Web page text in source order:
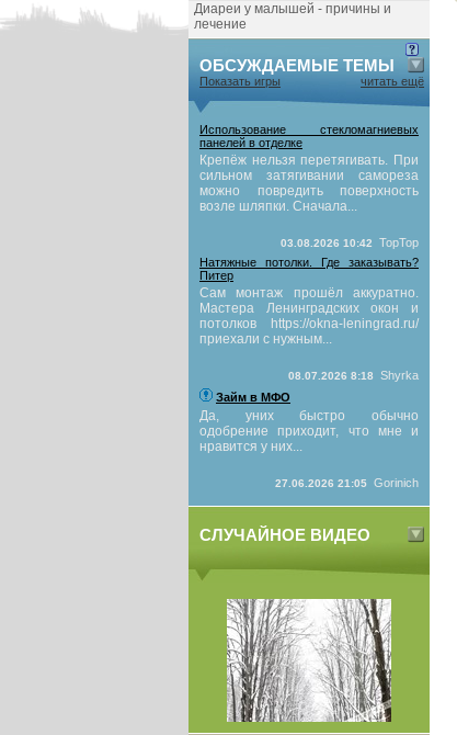
Диареи у малышей - причины и
лечение
ОБСУЖДАЕМЫЕ ТЕМЫ
Показать игры читать ещё
Использование стекломагниевых
панелей в отделке
Крепёж нельзя перетягивать. При
сильном затягивании самореза
можно повредить поверхность
возле шляпки. Сначала...
03.08.2026 10:42
TopTop
Натяжные потолки. Где заказывать?
Питер
Сам монтаж прошёл аккуратно.
Мастера Ленинградских окон и
потолков https://okna-leningrad.ru/
приехали с нужным...
08.07.2026 8:18
Shyrka
Займ в МФО
Да, уних быстро обычно
одобрение приходит, что мне и
нравится у них...
27.06.2026 21:05 Gorinich
СЛУЧАЙНОЕ ВИДЕО